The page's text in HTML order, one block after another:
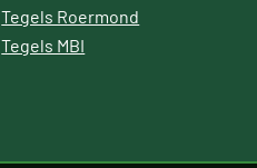
Tegels Roermond
Tegels MBI